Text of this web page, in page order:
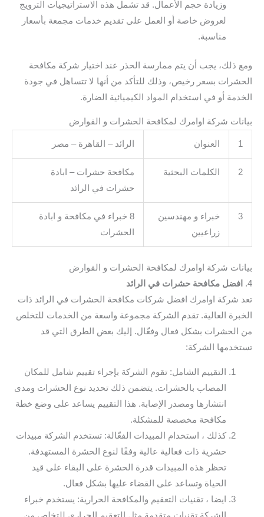
وزيادة حجم الأعمال. قد تشمل هذه الاستراتيجيات الترويج
لعروض خاصة أو العمل على تقديم خدمات مجمعة بأسعار
مناسبة.
ومع ذلك، يجب أن يتم ممارسة الحذر عند اختيار شركة مكافحة
الحشرات بسعر رخيص، وذلك للتأكد من أنها لا تتساهل في جودة
الخدمة أو في استخدام المواد الكيميائية الضارة.
بيانات شركة اوامرك لمكافحة الحشرات و القوارض
1 العنوان الرائد – القاهرة – مصر
2 الكلمات البحثية
مكافحة حشرات – ابادة
حشرات في الرائد
3
خبراء و مهندسين
زراعيين
8 خبراء في مكافحة و ابادة
الحشرات
بيانات شركة اوامرك لمكافحة الحشرات و القوارض
4.
افضل مكافحة حشرات في الرائد
تعد شركة اوامرك افضل شركات مكافحة الحشرات في الرائد ذات
الخبرة العالية. تقدم الشركة مجموعة واسعة من الخدمات للتخلص
من الحشرات بشكل فعال وفعّال. إليك بعض الطرق التي قد
تستخدمها الشركة:
التقييم الشامل: تقوم الشركة بإجراء تقييم شامل للمكان
المصاب بالحشرات. يتضمن ذلك تحديد نوع الحشرات ومدى
انتشارها ومصدر الإصابة. هذا التقييم يساعد على وضع خطة
مكافحة مخصصة للمشكلة.
كذلك ، استخدام المبيدات الفعّالة: تستخدم الشركة مبيدات
حشرية ذات فعالية عالية وفقًا لنوع الحشرة المستهدفة.
تحظر هذه المبيدات قدرة الحشرة على البقاء على قيد
الحياة وتساعد على القضاء عليها بشكل فعال.
ايضا ، تقنيات التعقيم والمكافحة الحرارية: يستخدم خبراء
الشركة تقنيات متقدمة مثل التعقيم الحراري للتخلص من